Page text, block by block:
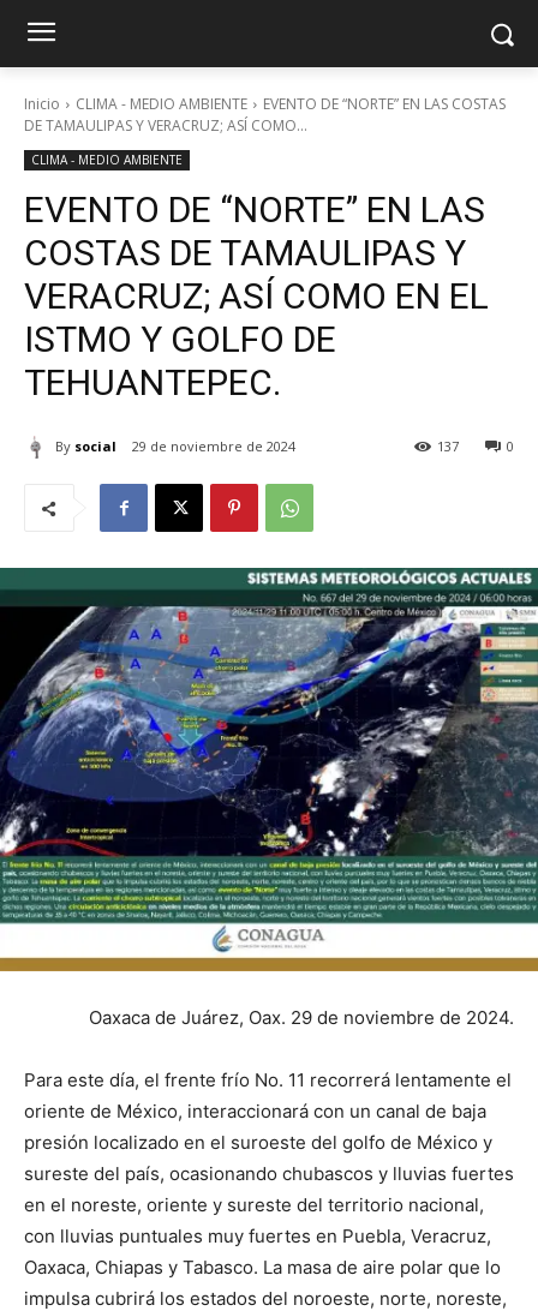
Inicio CLIMA - MEDIO AMBIENTE
EVENTO DE “NORTE” EN LAS COSTAS
DE TAMAULIPAS Y VERACRUZ; ASÍ COMO...
CLIMA - MEDIO AMBIENTE
EVENTO DE “NORTE” EN LAS
COSTAS DE TAMAULIPAS Y
VERACRUZ; ASÍ COMO EN EL
ISTMO Y GOLFO DE
TEHUANTEPEC.
By social 29 de noviembre de 2024 0
137
Oaxaca de Juárez, Oax. 29 de noviembre de 2024.
Para este día, el frente frío No. 11 recorrerá lentamente el
oriente de México, interaccionará con un canal de baja
presión localizado en el suroeste del golfo de México y
sureste del país, ocasionando chubascos y lluvias fuertes
en el noreste, oriente y sureste del territorio nacional,
con lluvias puntuales muy fuertes en Puebla, Veracruz,
Oaxaca, Chiapas y Tabasco. La masa de aire polar que lo
impulsa cubrirá los estados del noroeste, norte, noreste,